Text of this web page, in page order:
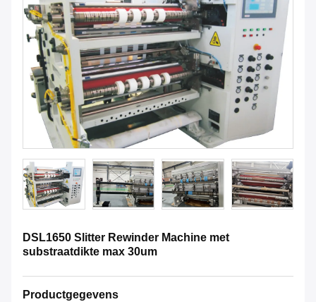
DSL1650 Slitter Rewinder Machine met
substraatdikte max 30um
Productgegevens